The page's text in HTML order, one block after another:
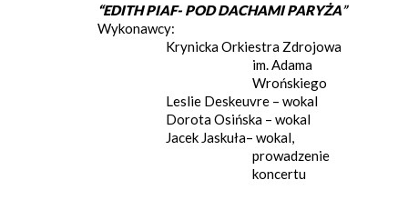
“EDITH PIAF- POD DACHAMI PARYŻA”
Wykonawcy:
Krynicka Orkiestra Zdrojowa
im. Adama
Wrońskiego
Leslie Deskeuvre – wokal
Dorota Osińska – wokal
Jacek Jaskuła– wokal,
prowadzenie
koncertu